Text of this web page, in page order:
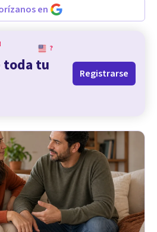
en
?
toda tu
Registrarse